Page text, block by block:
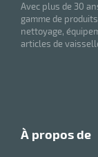
Avec plus de 30
gamme de
nettoyage,
articles de
à propos de